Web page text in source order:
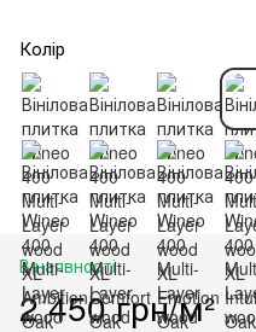
Колір
В наявності
2 450 грн/м²